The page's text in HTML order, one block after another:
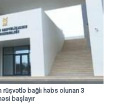
bağlı həbs olunan 3
başlayır